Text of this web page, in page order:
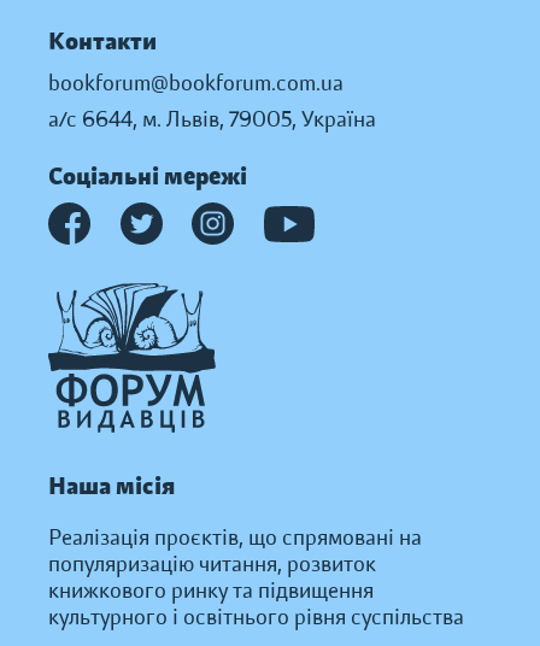
Контакти
bookforum@bookforum.com.ua
а/с 6644, м. Львів, 79005, Україна
Соціальні мережі
Наша місія
Реалізація проєктів, що спрямовані на
популяризацію читання, розвиток
книжкового ринку та підвищення
культурного і освітнього рівня суспільства